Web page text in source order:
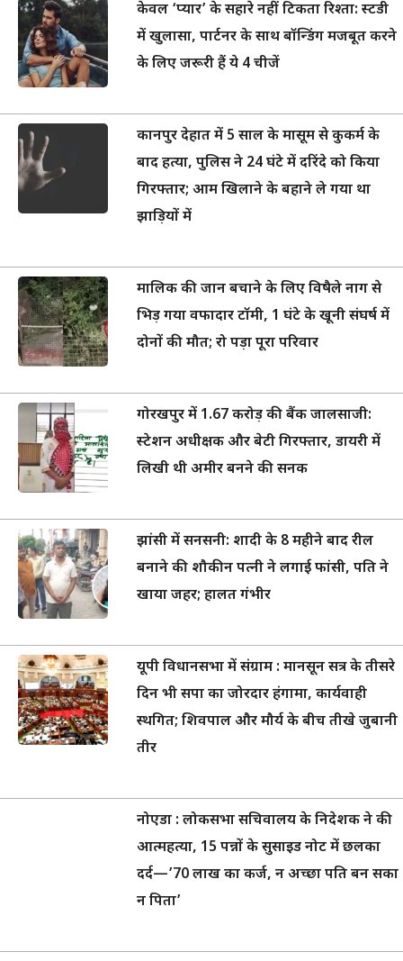
केवल ‘प्यार’ के सहारे नहीं टिकता रिश्ता: स्टडी
में खुलासा, पार्टनर के साथ बॉन्डिंग मजबूत करने
के लिए जरूरी हैं ये 4 चीजें
कानपुर देहात में 5 साल के मासूम से कुकर्म के
बाद हत्या, पुलिस ने 24 घंटे में दरिंदे को किया
गिरफ्तार; आम खिलाने के बहाने ले गया था
झाड़ियों में
मालिक की जान बचाने के लिए विषैले नाग से
भिड़ गया वफादार टॉमी, 1 घंटे के खूनी संघर्ष में
दोनों की मौत; रो पड़ा पूरा परिवार
गोरखपुर में 1.67 करोड़ की बैंक जालसाजी:
स्टेशन अधीक्षक और बेटी गिरफ्तार, डायरी में
लिखी थी अमीर बनने की सनक
झांसी में सनसनी: शादी के 8 महीने बाद रील
बनाने की शौकीन पत्नी ने लगाई फांसी, पति ने
खाया जहर; हालत गंभीर
यूपी विधानसभा में संग्राम : मानसून सत्र के तीसरे
दिन भी सपा का जोरदार हंगामा, कार्यवाही
स्थगित; शिवपाल और मौर्य के बीच तीखे जुबानी
तीर
नोएडा : लोकसभा सचिवालय के निदेशक ने की
आत्महत्या, 15 पन्नों के सुसाइड नोट में छलका
दर्द—’70 लाख का कर्ज, न अच्छा पति बन सका
न पिता’